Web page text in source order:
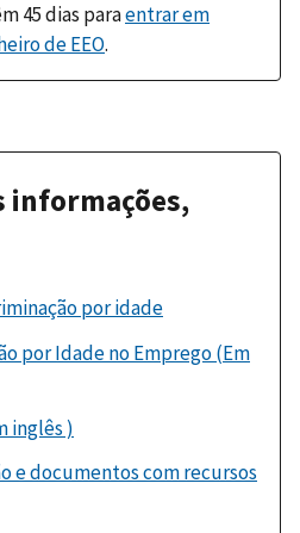
45 dias paraentrar em
de EEO.
informações,
por idade
por Idade no Emprego (Em
inglês )
e documentos com recursos